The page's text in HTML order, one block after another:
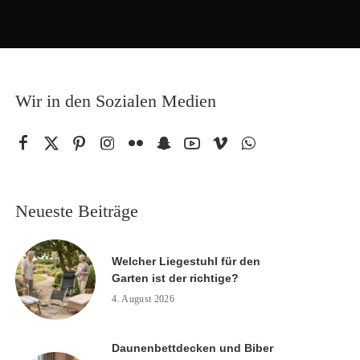
Wir in den Sozialen Medien
Neueste Beiträge
Welcher Liegestuhl für den
Garten ist der richtige?
4. August 2026
Daunenbettdecken und Biber